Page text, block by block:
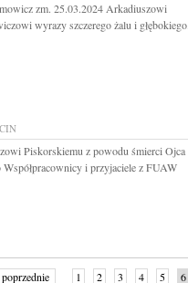
zm. 25.03.2024 Arkadiuszowi
wyrazy szczerego żalu i
Piskorskiemu z powodu śmierci Ojca
Współpracownicy i przyjaciele z FUAW
1 2 3 4 5 6